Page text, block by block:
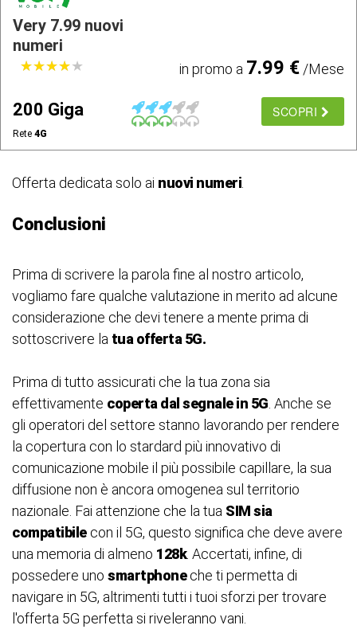
Very 7.99 nuovi
numeri
★★★★★
★★★★★ in promo a 7.99 €/Mese
200 Giga
Rete 4G
SCOPRI
Offerta dedicata solo ai nuovi numeri.
Conclusioni
Prima di scrivere la parola fine al nostro articolo,
vogliamo fare qualche valutazione in merito ad alcune
considerazione che devi tenere a mente prima di
sottoscrivere la tua offerta 5G.
Prima di tutto assicurati che la tua zona sia
effettivamente coperta dal segnale in 5G. Anche se
gli operatori del settore stanno lavorando per rendere
la copertura con lo stardard più innovativo di
comunicazione mobile il più possibile capillare, la sua
diffusione non è ancora omogenea sul territorio
nazionale. Fai attenzione che la tua SIM sia
compatibilecon il 5G, questo significa che deve avere
una memoria di almeno 128k. Accertati, infine, di
possedere uno smartphoneche ti permetta di
navigare in 5G, altrimenti tutti i tuoi sforzi per trovare
l'offerta 5G perfetta si riveleranno vani.